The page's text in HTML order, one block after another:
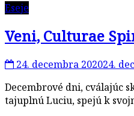
Eseje
Veni, Culturae
24. decembra 202024.
Decembrové dni, cválajúc
tajuplnú Luciu, spejú k